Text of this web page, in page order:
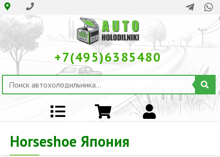
+7(495)6385480
Horseshoe Япония